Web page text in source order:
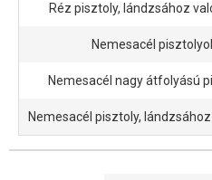
Réz pisztoly, lándzsához
Nemesacél
Nemesacél nagy átfolyású
Nemesacél pisztoly,